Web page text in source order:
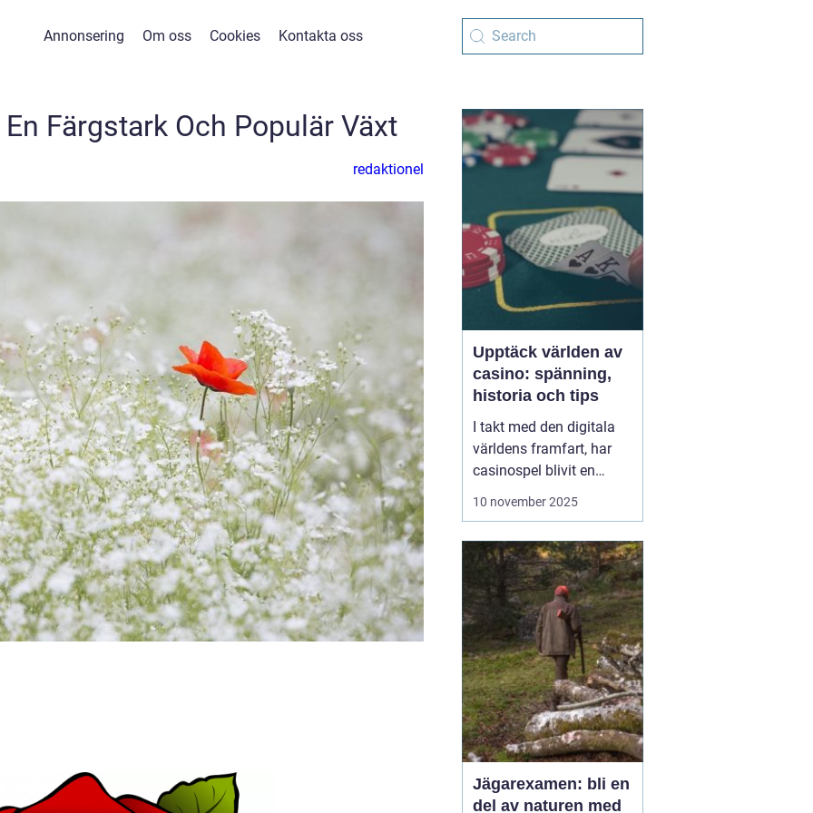
Annonsering Om oss Cookies Kontakta oss
Färgstark Och Populär Växt
redaktionel
Upptäck världen av
casino: spänning,
historia och tips
I takt med den digitala
världens framfart, har
casinospel blivit en
omåttligt populär form
ha besökt stora och
luxuösa casinon i städer
som Las Vegas o...
10 november 2025
Jägarexamen: bli en
del av naturen med